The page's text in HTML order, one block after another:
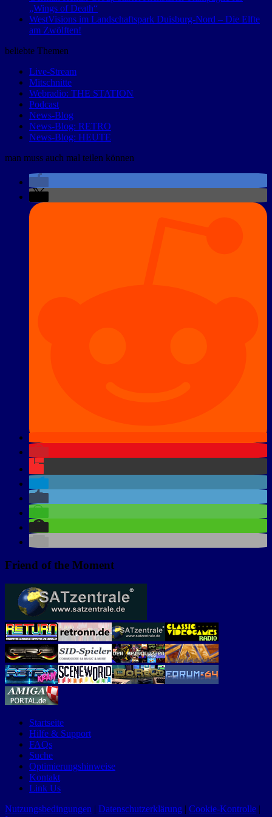
„Wings of Death“
WestVisions im Landschaftspark Duisburg-Nord – Die Elfte
am Zwölften!
beliebte Themen
Live-Stream
Mitschnitte
Webradio: THE STATION
Podcast
News-Blog
News-Blog: RETRO
News-Blog: HEUTE
man muss auch mal teilen können
Friend of the Moment
Startseite
Hilfe & Support
FAQs
Suche
Optimierungshinweise
Kontakt
Link Us
Nutzungsbedingungen | Datenschutzerklärung | Cookie-Kontrolle |